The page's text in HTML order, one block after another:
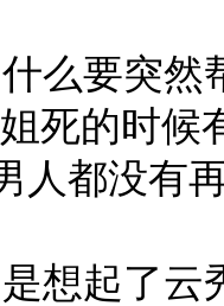
么要突然
死的时
人都没有
想起了云